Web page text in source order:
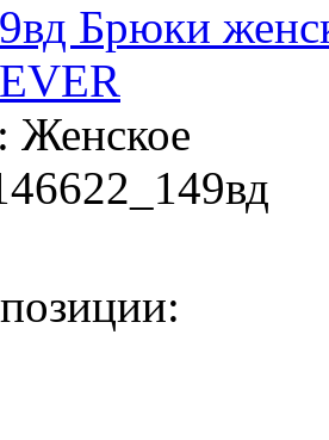
Брюки
Женское